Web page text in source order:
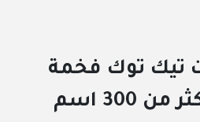
تيك توك فخمة
للبنات 2026 – أكثر من 300 اسم